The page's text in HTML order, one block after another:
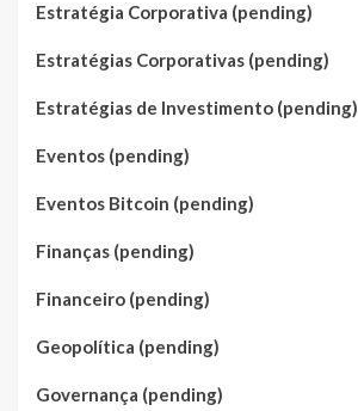
Estratégia Corporativa (pending)
Estratégias Corporativas (pending)
Estratégias de Investimento (pending)
Eventos (pending)
Eventos Bitcoin (pending)
Finanças (pending)
Financeiro (pending)
Geopolítica (pending)
Governança (pending)